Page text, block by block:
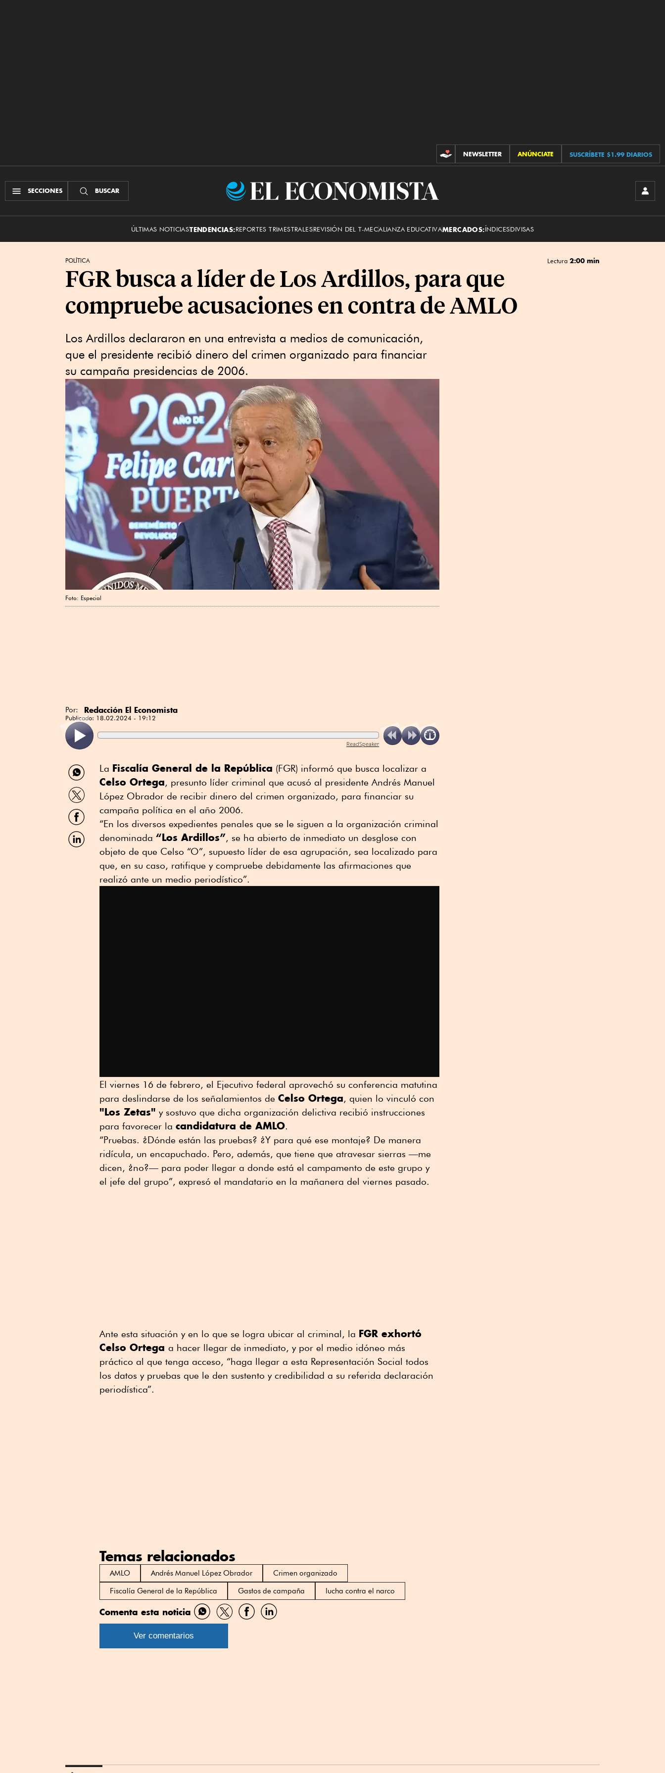
CONTRIBUCIONES
NEWSLETTER ANÚNCIATE SUSCRÍBETE $1.99 DIARIOS
SECCIONES BUSCAR
El
ÚLTIMAS NOTICIASTENDENCIAS:REPORTES TRIMESTRALESREVISIÓN DEL T-MECALIANZA EDUCATIVAMERCADOS:ÍNDICESDIVISAS
POLÍTICA Lectura 2:00 min
FGR busca a líder de Los Ardillos, para que
compruebe acusaciones en contra de AMLO
Los Ardillos declararon en una entrevista a medios de comunicación,
que el presidente recibió dinero del crimen organizado para financiar
su campaña presidencias de 2006.
Foto: Especial
Por: Redacción El Economista
Publicado: 18.02.2024 - 19:12
ReadSpeaker
Compartir
por
WhatsApp
Compartir
por
Twitter
Compartir
por
Facebook
Compartir
por
La Fiscalía General de la República (FGR) informó que busca localizar a
Celso Ortega, presunto líder criminal que acusó al presidente Andrés Manuel
López Obrador de recibir dinero del crimen organizado, para financiar su
campaña política en el año 2006.
“En los diversos expedientes penales que se le siguen a la organización criminal
denominada “Los Ardillos”, se ha abierto de inmediato un desglose con
objeto de que Celso “O”, supuesto líder de esa agrupación, sea localizado para
que, en su caso, ratifique y compruebe debidamente las afirmaciones que
realizó ante un medio periodístico”.
El viernes 16 de febrero, el Ejecutivo federal aprovechó su conferencia matutina
para deslindarse de los señalamientos de Celso Ortega, quien lo vinculó con
"Los Zetas" y sostuvo que dicha organización delictiva recibió instrucciones
para favorecer la candidatura de AMLO.
“Pruebas. ¿Dónde están las pruebas? ¿Y para qué ese montaje? De manera
ridícula, un encapuchado. Pero, además, que tiene que atravesar sierras —me
dicen, ¿no?— para poder llegar a donde está el campamento de este grupo y
el jefe del grupo”, expresó el mandatario en la mañanera del viernes pasado.
Ante esta situación y en lo que se logra ubicar al criminal, la FGR exhortó
Celso Ortega a hacer llegar de inmediato, y por el medio idóneo más
práctico al que tenga acceso, “haga llegar a esta Representación Social todos
los datos y pruebas que le den sustento y credibilidad a su referida declaración
periodística”.
Temas relacionados
AMLO Andrés Manuel López Obrador
Crimen organizado
Fiscalía General de la República
Gastos de campaña lucha contra el narco
Comenta esta noticia
Compartir
por
Compartir
por
CompartirCompartir
Ver comentarios